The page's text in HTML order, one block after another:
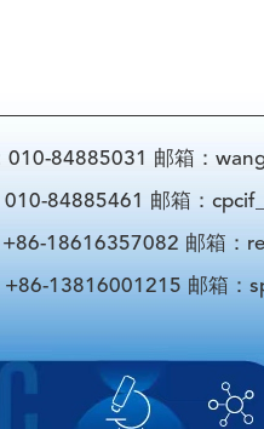
84885031 邮箱：
84885461 邮箱：
18616357082 邮箱：
13816001215 邮箱：